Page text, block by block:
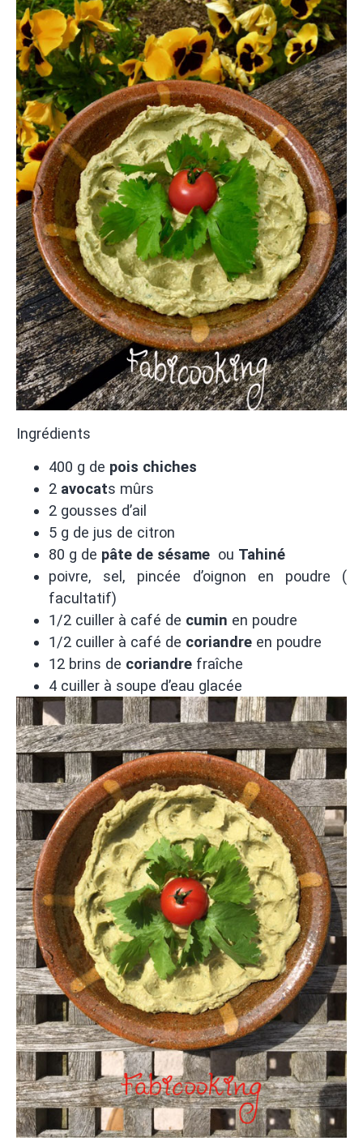
Ingrédients
400 g de pois chiches
2 avocats mûrs
2 gousses d’ail
5 g de jus de citron
80 g de pâte de sésame ou Tahiné
poivre, sel, pincée d’oignon en poudre (
facultatif)
1/2 cuiller à café de cumin en poudre
1/2 cuiller à café de coriandre en poudre
12 brins de coriandre fraîche
4 cuiller à soupe d’eau glacée